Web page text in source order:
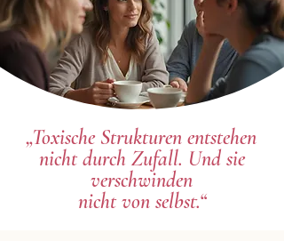
„Toxische Strukturen entstehen
nicht durch Zufall. Und sie
verschwinden
nicht von selbst.“